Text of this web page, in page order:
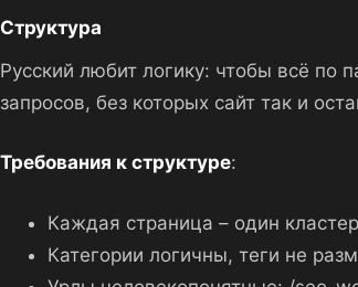
Структура
Русский любит логику: чтобы всё по
запросов, без которых сайт так и
Требования к структуре:
Каждая страница – один
Категории логичны, теги не